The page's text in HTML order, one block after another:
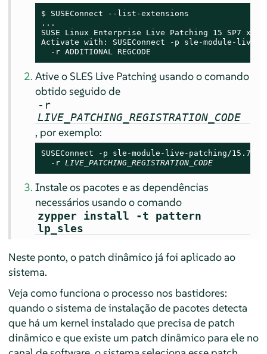
$ SUSEConnect --list-extensions
...
SUSE Linux Enterprise Live Patching 15 SP7
Activate with: SUSEConnect -p sle-module-live-
  -r ADDITIONAL REGCODE
Ative o SLES Live Patching usando o comando
obtido seguido de
-r
LIVE_PATCHING_REGISTRATION_CODE
, por exemplo:
SUSEConnect -p sle-module-live-patching/15.7/
  -r
LIVE_PATCHING_REGISTRATION_CODE
Instale os pacotes e as dependências
necessários usando o comando
zypper install -t pattern
lp_sles
Neste ponto, o patch dinâmico já foi aplicado ao
sistema.
Veja como funciona o processo nos bastidores:
quando o sistema de instalação de pacotes detecta
que há um kernel instalado que precisa de patch
dinâmico e que existe um patch dinâmico para ele no